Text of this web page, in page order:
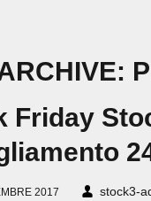
Friday
2017 stock3-